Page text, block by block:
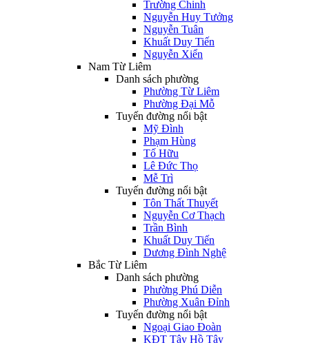
Trường Chinh
Nguyễn Huy Tưởng
Nguyễn Tuân
Khuất Duy Tiến
Nguyễn Xiển
Nam Từ Liêm
Danh sách phường
Phường Từ Liêm
Phường Đại Mỗ
Tuyến đường nổi bật
Mỹ Đình
Phạm Hùng
Tố Hữu
Lê Đức Thọ
Mễ Trì
Tuyến đường nổi bật
Tôn Thất Thuyết
Nguyễn Cơ Thạch
Trần Bình
Khuất Duy Tiến
Dương Đình Nghệ
Bắc Từ Liêm
Danh sách phường
Phường Phú Diễn
Phường Xuân Đỉnh
Tuyến đường nổi bật
Ngoại Giao Đoàn
KĐT Tây Hồ Tây